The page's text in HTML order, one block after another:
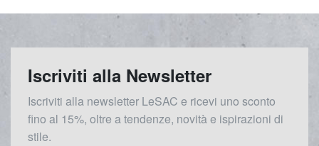
Iscriviti alla Newsletter
Iscriviti alla newsletter LeSAC e ricevi uno sconto
fino al 15%, oltre a tendenze, novità e ispirazioni di
stile.